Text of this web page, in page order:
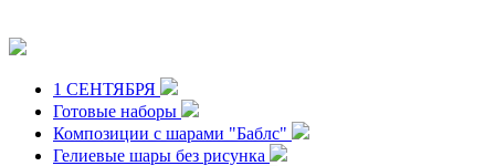
1 СЕНТЯБРЯ
Готовые наборы
Композиции с шарами "Баблс"
Гелиевые шары без рисунка